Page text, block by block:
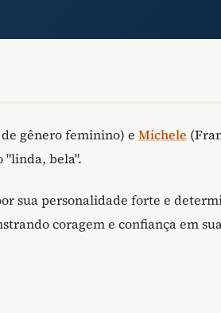
gênero feminino) e Michele
"linda, bela".
sua personalidade forte e
coragem e confiança em